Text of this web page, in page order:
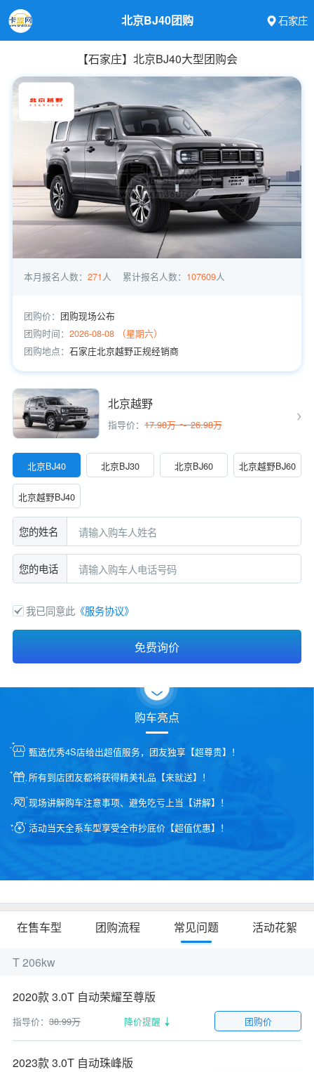
北京BJ40团购 石家庄
【石家庄】北京BJ40大型团购会
本月报名人数：271人 累计报名人数： 107609人
团购价： 团购现场公布
团购时间：2026-08-08 （星期六）
团购地点：石家庄北京越野正规经销商
北京越野
指导价： 17.98万 ～ 26.98万
北京BJ40 北京BJ30 北京BJ60
北京越野BJ60
北京越野BJ40
增程
您的姓名
您的电话
我已同意此 《服务协议》
购车亮点
甄选优秀4S店给出超值服务，团友独享【超尊贵】！
所有到店团友都将获得精美礼品【来就送】！
现场讲解购车注意事项、避免吃亏上当【讲解】！
活动当天全系车型享受全市抄底价【超值优惠】！
在售车型 团购流程 常见问题 活动花絮
T 206kw
2020款 3.0T 自动荣耀至尊版
指导价： 38.99万 降价提醒 团购价
2023款 3.0T 自动珠峰版